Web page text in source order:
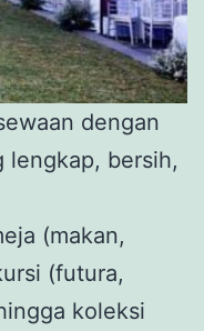
dengan
lengkap, bersih,
(makan,
(futura,
koleksi